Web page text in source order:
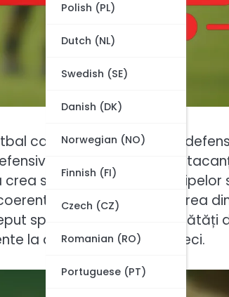
Polish (PL)
Dutch (NL)
Swedish (SE)
Danish (DK)
Norwegian (NO)
Finnish (FI)
Czech (CZ)
Romanian (RO)
Portuguese (PT)
care echilibrează forța
trei mijlocași și trei
spațiu, permițând echipelor
care susține mișcarea
specific pentru a îmbunătăți
la diferite scenarii de meci.